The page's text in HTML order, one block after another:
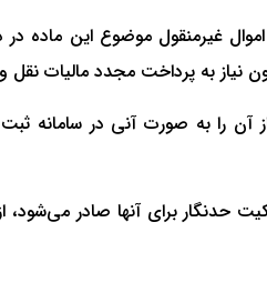
غیرمنقول موضوع این ماده
نیاز به پرداخت مجدد مالیات
به صورت آنی در سامانه ثبت
حدنگار برای آنها صادر